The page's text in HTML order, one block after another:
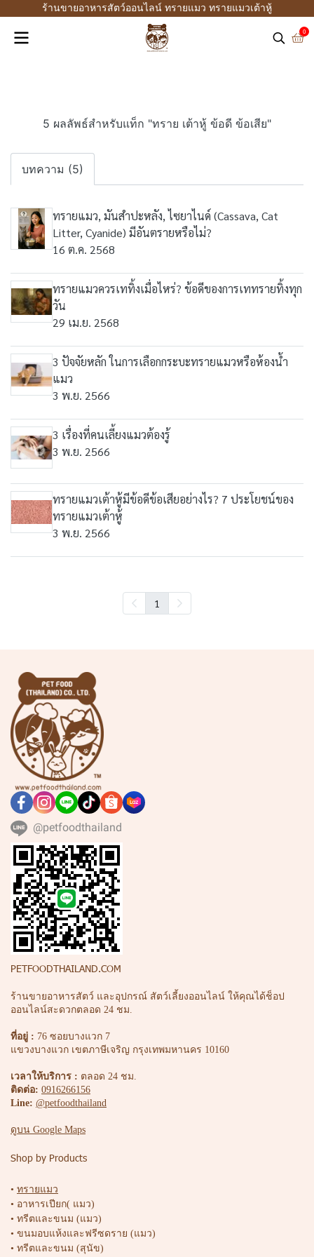
ร้านขายอาหารสัตว์ออนไลน์ ทรายแมว ทรายแมวเต้าหู้
0
5 ผลลัพธ์สำหรับแท็ก "ทราย เต้าหู้ ข้อดี ข้อเสีย"
บทความ (5)
ทรายแมว, มันสำปะหลัง, ไซยาไนด์ (Cassava, Cat
Litter, Cyanide) มีอันตรายหรือไม่?
16 ต.ค. 2568
ทรายแมวควรเททิ้งเมื่อไหร่? ข้อดีของการเททรายทิ้งทุก
วัน
29 เม.ย. 2568
3 ปัจจัยหลัก ในการเลือกกระบะทรายแมวหรือห้องน้ำ
แมว
3 พ.ย. 2566
3 เรื่องที่คนเลี้ยงแมวต้องรู้
3 พ.ย. 2566
ทรายแมวเต้าหู้มีข้อดีข้อเสียอย่างไร? 7 ประโยชน์ของ
ทรายแมวเต้าหู้
3 พ.ย. 2566
1
@petfoodthailand
PETFOODTHAILAND.COM
ร้านขายอาหารสัตว์ และอุปกรณ์ สัตว์เลี้ยงออนไลน์ ให้คุณได้ช็อป
ออนไลน์สะดวกตลอด 24 ชม.
ที่อยู่ : 76 ซอยบางแวก 7
แขวงบางแวก เขตภาษีเจริญ กรุงเทพมหานคร 10160
เวลาให้บริการ : ตลอด 24 ชม.
ติดต่อ: 0916266156
Line: @petfoodthailand
ดูบน Google Maps
Shop by Products
• ทรายแมว
• อาหารเปียก( แมว)
• ทรีตและขนม (แมว)
• ขนมอบแห้งและฟรีซดราย (แมว)
• ทรีตและขนม (สุนัข)